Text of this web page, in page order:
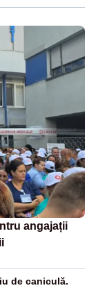
angajații
de caniculă.